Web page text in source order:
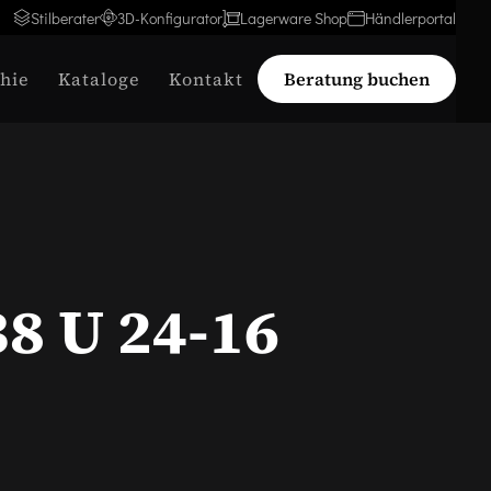
Stilberater 3D-Konfigurator Lagerware Shop Händlerportal
Kataloge Kontakt Beratung buchen
U 24-16